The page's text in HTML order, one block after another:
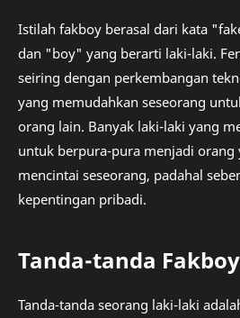
Istilah fakboy berasal dari kata
dan "boy" yang berarti laki-laki.
seiring dengan perkembangan
yang memudahkan seseorang
orang lain. Banyak laki-laki yang
untuk berpura-pura menjadi orang
mencintai seseorang, padahal
kepentingan pribadi.
Tanda-tanda Fakboy
Tanda-tanda seorang laki-laki